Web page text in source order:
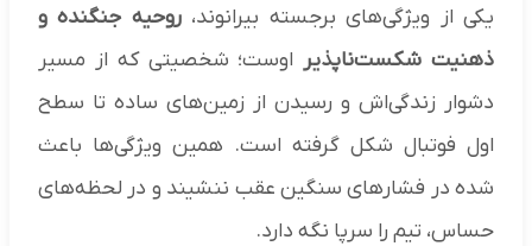
یکی از ویژگی‌های برجسته بیرانوند،روحیه جنگنده و
ذهنیت شکست‌ناپذیر اوست؛ شخصیتی که از مسیر
دشوار زندگی‌اش و رسیدن از زمین‌های ساده تا سطح
اول فوتبال شکل گرفته است. همین ویژگی‌ها باعث
شده در فشارهای سنگین عقب ننشیند و در لحظه‌های
حساس، تیم را سرپا نگه دارد.